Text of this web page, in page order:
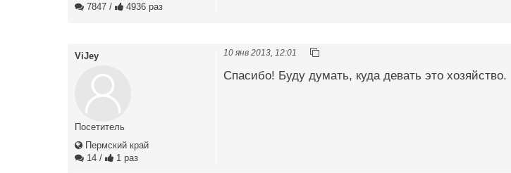
7847 / 4936 раз
ViJey
Посетитель
Пермский край
14 / 1 раз
10 янв 2013, 12:01
Спасибо! Буду думать, куда девать это хозяйство.